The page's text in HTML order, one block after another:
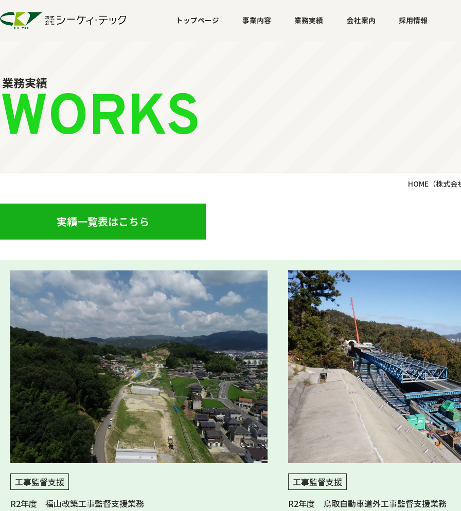
トップページ 事業内容 業務実績 会社案内 採用情報
業務実績
WORKS
HOME （株式
実績一覧表はこちら
工事監督支援
R2年度 福山改築工事監督支援業務
工事監督支援
R2年度 鳥取自動車道外工事監督支援業務